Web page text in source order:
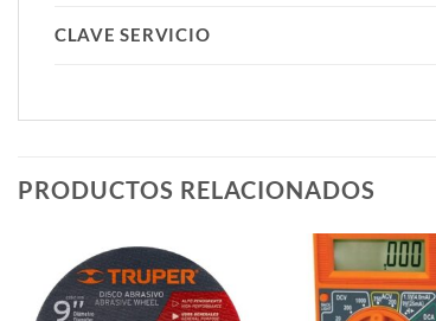
CLAVE SERVICIO
PRODUCTOS RELACIONADOS